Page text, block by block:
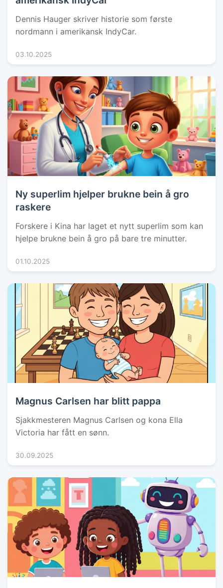
Dennis Hauger skriver historie som første
nordmann i amerikansk IndyCar.
03.10.2025
Ny superlim hjelper brukne bein å gro
raskere
Forskere i Kina har laget et nytt superlim som kan
hjelpe brukne bein å gro på bare tre minutter.
01.10.2025
Magnus Carlsen har blitt pappa
Sjakkmesteren Magnus Carlsen og kona Ella
Victoria har fått en sønn.
30.09.2025